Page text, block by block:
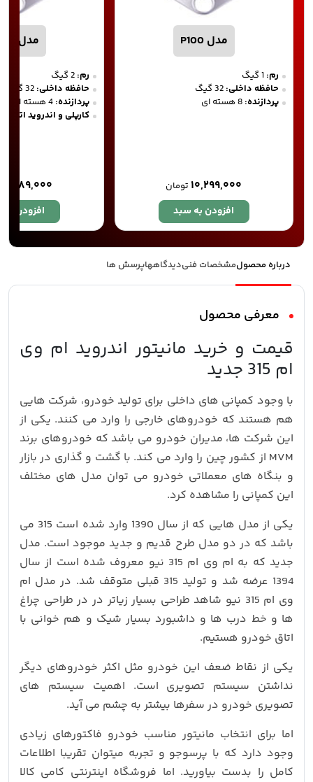
مدل P100
رم:
حافظه داخلی:
پردازنده:
۱۰,۲۹۹,۰۰۰ تومان
افزودن به سبد
مدل P200
رم: 2 گیگ
حافظه داخلی: 32 گیگ
پردازنده: 4 هسته ای
کارپلی و اندروید اتو
۱۱,۷۸۹,۰۰۰
افزودن
درباره محصولمشخصات فنیدیدگاههاپرسش ها
معرفی محصول
قیمت و خرید مانیتور اندروید ام وی
ام 315 جدید
با وجود کمپانی های داخلی برای تولید خودرو، شرکت هایی
هم هستند که خودروهای خارجی را وارد می کنند. یکی از
این شرکت ها، مدیران خودرو می باشد که خودروهای برند
MVM از کشور چین را وارد می کند. با گشت و گذاری در بازار
و بنگاه های معملاتی خودرو می توان مدل های مختلف
این کمپانی را مشاهده کرد.
یکی از مدل هایی که از سال 1390 وارد شده است 315 می
باشد که در دو مدل طرح قدیم و جدید موجود است. مدل
جدید که به ام وی ام 315 نیو معروف شده است از سال
1394 عرضه شد و تولید 315 قبلی متوقف شد. در مدل ام
وی ام 315 نیو شاهد طراحی بسیار زیاتر در در طراحی چراغ
ها و خط درب ها و داشبورد بسیار شیک و هم خوانی با
اتاق خودرو هستیم.
یکی از نقاط ضعف این خودرو مثل اکثر خودروهای دیگر
نداشتن سیستم تصویری است. اهمیت سیستم های
تصویری خودرو در سفرها بیشتر به چشم می آید.
اما برای انتخاب مانیتور مناسب خودرو فاکتورهای زیادی
وجود دارد که با پرسوجو و تجربه میتوان تقریبا اطلاعات
کامل را بدست بیاورید. اما فروشگاه اینترنتی کامی کالا